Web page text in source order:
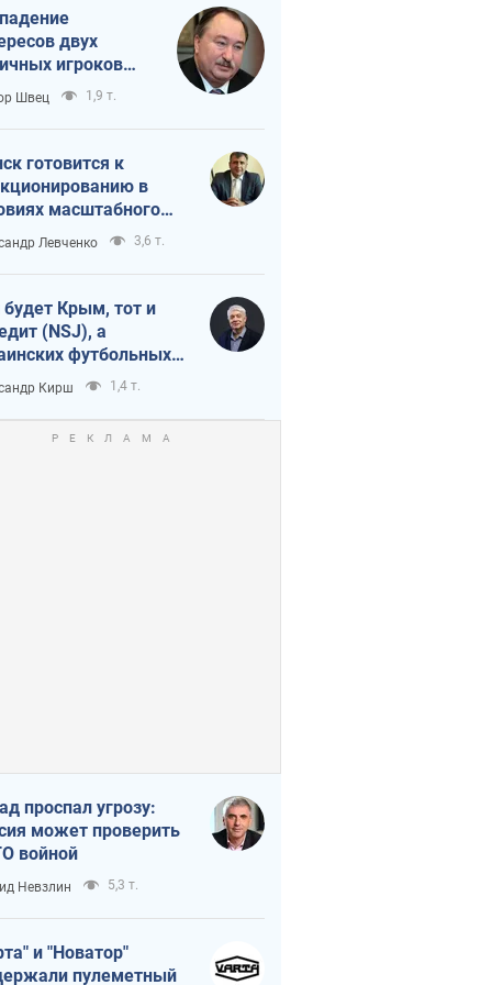
двух
игроков
тайный план
и Путина?
Швец 1,9 т.
готовится к
в
масштабного
кризиса
Левченко 3,6 т.
будет Крым, тот и
(NSJ), а
футбольных
могут
убийцами
Кирш 1,4 т.
проспал угрозу:
может проверить
войной
Невзлин 5,3 т.
и "Новатор"
пулеметный